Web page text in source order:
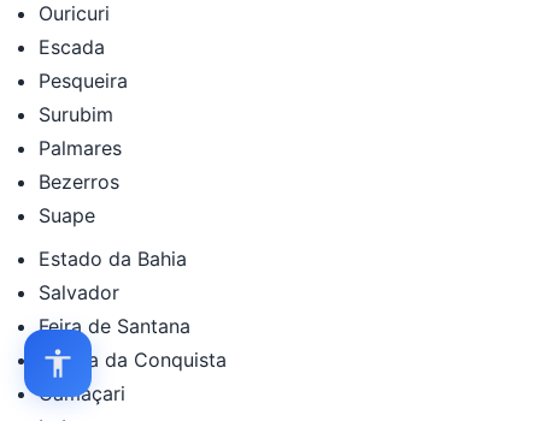
Ouricuri
Escada
Pesqueira
Surubim
Palmares
Bezerros
Suape
Estado da Bahia
Salvador
Feira de Santana
Vitória da Conquista
Camaçari